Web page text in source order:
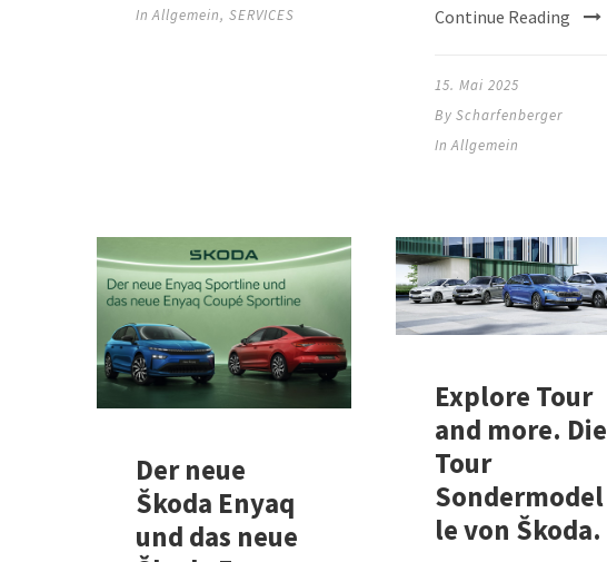
In Allgemein, SERVICES
Continue Reading
15. Mai 2025
By Scharfenberger
In Allgemein
Der neue
Škoda Enyaq
und das neue
Explore Tour
and more. Die
Tour
Sondermodel
le von Škoda.